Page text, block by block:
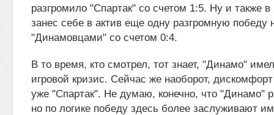
разгромило "Спартак" со счетом 1:5. Ну и также в
занес себе в актив еще одну разгромную победу
"Динамовцами" со счетом 0:4.
В то время, кто смотрел, тот знает, "Динамо"
игровой кризис. Сейчас же наоборот,
уже "Спартак". Не думаю, конечно, что "Динамо"
но по логике победу здесь более заслуживают